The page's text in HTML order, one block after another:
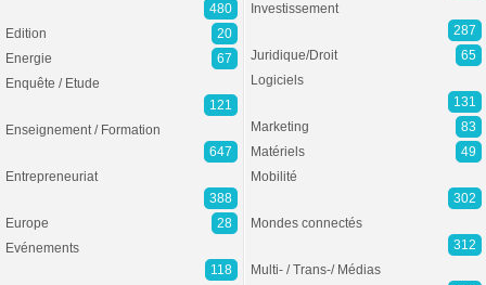
480
Edition
20
Energie
67
Enquête / Etude
121
Enseignement / Formation
647
Entrepreneuriat
388
Europe
28
Evénements
118
Investissement
287
Juridique/Droit
65
Logiciels
131
Marketing
83
Matériels
49
Mobilité
302
Mondes connectés
312
Multi- / Trans-/ Médias